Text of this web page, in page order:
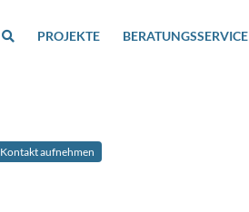
PROJEKTE BERATUNGSSERVICE
Kontakt aufnehmen